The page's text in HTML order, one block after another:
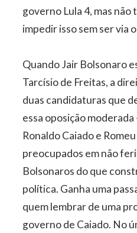
governo Lula 4, mas não
impedir isso sem ser via
Quando Jair Bolsonaro
Tarcísio de Freitas, a
duas candidaturas que
essa oposição
Ronaldo Caiado e
preocupados em não
Bolsonaros do que
política. Ganha uma
quem lembrar de uma
governo de Caiado. No